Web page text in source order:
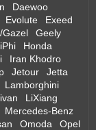
Daewoo
Evolute
Exeed
Gazel
Geely
Honda
Iran Khodro
Jetour
Jetta
Lamborghini
LiXiang
Mercedes-Benz
Omoda
Opel